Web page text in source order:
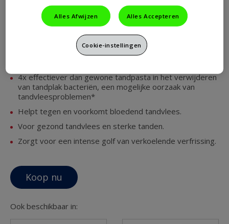
Formulering met een speciaal
ingredient dat zorgt voor een
schoon mondgevoel en een
verkoelende verfrissing.
4x effectiever dan gewone tandpasta in het verwijderen
van tandplak bacteriën, een mogelijke oorzaak van
tandvleesproblemen*
Helpt tegen en voorkomt bloedend tandvlees.
Voor gezond tandvlees en sterke tanden.
Zorgt voor een intense golf van verkoelende verfrissing.
Koop nu
Ook beschikbaar in:
Alles Afwijzen Alles Accepteren
Cookie-instellingen